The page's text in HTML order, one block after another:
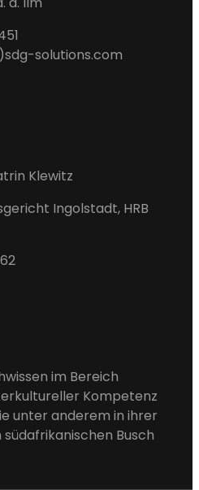
solutions.com
Klewitz
Ingolstadt, HRB
im Bereich
Kompetenz
unter anderem in ihrer
südafrikanischen Busch